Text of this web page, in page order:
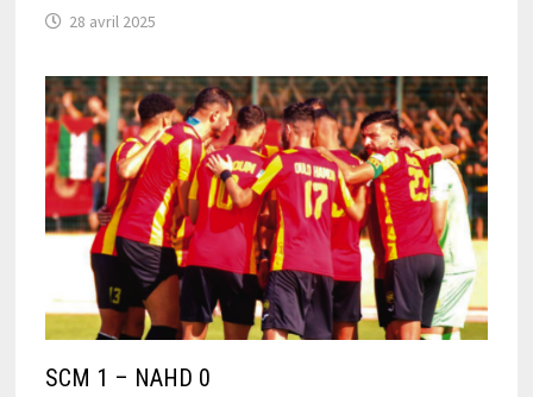
28 avril 2025
SCM 1 – NAHD 0